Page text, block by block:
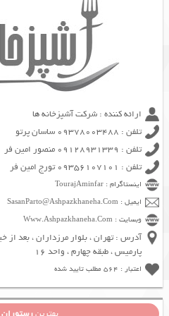
ارائه کننده : شرکت آشپزخانه ها
تلفن : 09378003488 ساسان پرتو
تلفن : 09128931339 منصور امین فر
تلفن : 09356107101 تورج امین فر
اینستاگرام : TourajAminfar
ایمیل : SasanParto@Ashpazkhaneha.Com
وبسایت : Www.Ashpazkhaneha.Com
پارمیس ، طبقه چهارم ، واحد 16
اعتبار : 564 مطلب تایید شده